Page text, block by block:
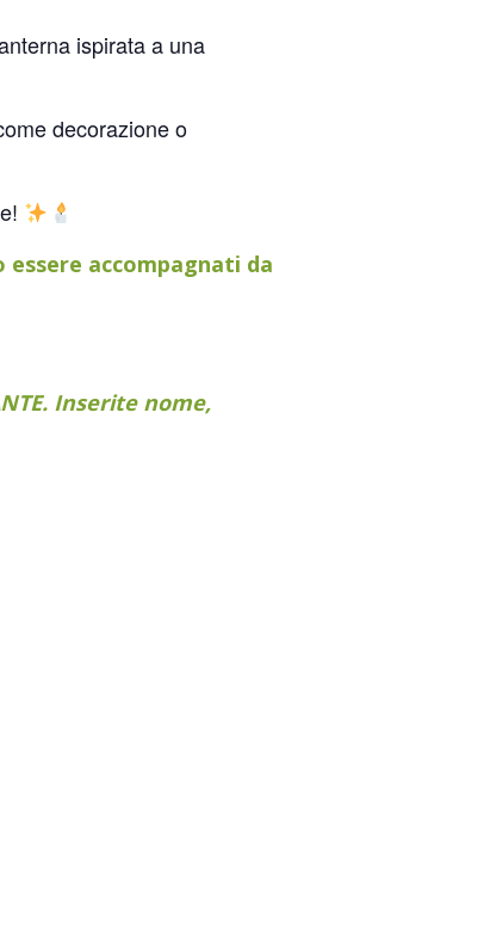
ispirata a una
decorazione o
accompagnati da
Inserite nome,